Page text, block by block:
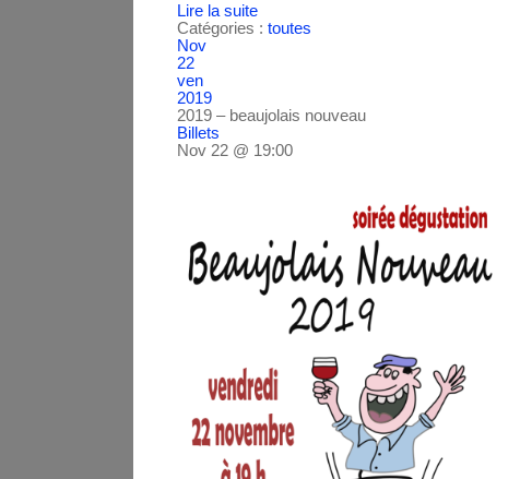
Lire la suite
Catégories : toutes
Nov
22
ven
2019
2019 – beaujolais nouveau
Billets
Nov 22 @ 19:00